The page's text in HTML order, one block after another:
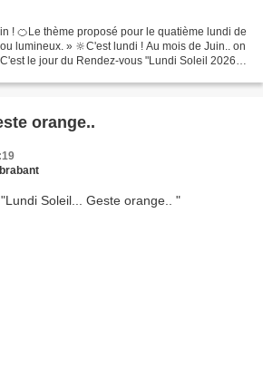
! 🍊Le thème proposé pour le quatième lundi de
lumineux. » 🔆C'est lundi ! Au mois de Juin.. on
le jour du Rendez-vous "Lundi Soleil 2026" -
orange..